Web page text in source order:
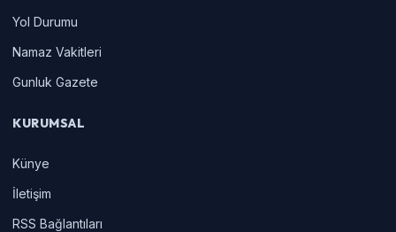
Yol Durumu
Namaz Vakitleri
Gunluk Gazete
KURUMSAL
Künye
İletişim
RSS Bağlantıları